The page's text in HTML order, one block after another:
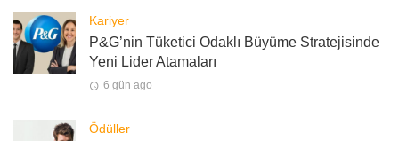
Kariyer
P&G’nin Tüketici Odaklı Büyüme Stratejisinde
Yeni Lider Atamaları
6 gün ago
Ödüller